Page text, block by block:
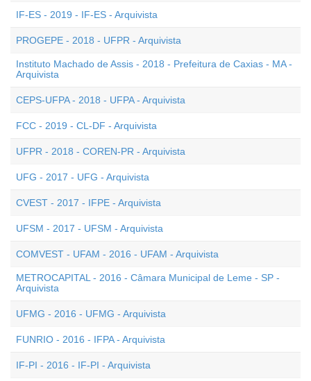
IF-ES - 2019 - IF-ES - Arquivista
PROGEPE - 2018 - UFPR - Arquivista
Instituto Machado de Assis - 2018 - Prefeitura de Caxias - MA -
Arquivista
CEPS-UFPA - 2018 - UFPA - Arquivista
FCC - 2019 - CL-DF - Arquivista
UFPR - 2018 - COREN-PR - Arquivista
UFG - 2017 - UFG - Arquivista
CVEST - 2017 - IFPE - Arquivista
UFSM - 2017 - UFSM - Arquivista
COMVEST - UFAM - 2016 - UFAM - Arquivista
METROCAPITAL - 2016 - Câmara Municipal de Leme - SP -
Arquivista
UFMG - 2016 - UFMG - Arquivista
FUNRIO - 2016 - IFPA - Arquivista
IF-PI - 2016 - IF-PI - Arquivista